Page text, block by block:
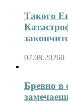
Такого
07.08.20260
Бревно в